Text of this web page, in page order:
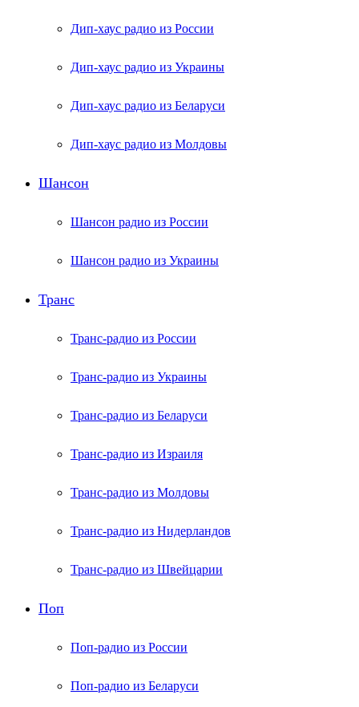
Дип-хаус радио из России
Дип-хаус радио из Украины
Дип-хаус радио из Беларуси
Дип-хаус радио из Молдовы
Шансон
Шансон радио из России
Шансон радио из Украины
Транс
Транс-радио из России
Транс-радио из Украины
Транс-радио из Беларуси
Транс-радио из Израиля
Транс-радио из Молдовы
Транс-радио из Нидерландов
Транс-радио из Швейцарии
Поп
Поп-радио из России
Поп-радио из Беларуси